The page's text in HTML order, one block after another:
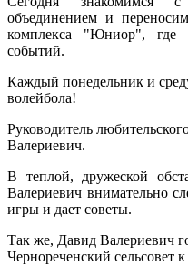
объединением и
комплекса "Юниор", где
событий.
Каждый понедельник и
волейбола!
Руководитель
Валериевич.
В теплой, дружеской
Валериевич внимательно
игры и дает советы.
Так же, Давид Валериевич
Чернореченский сельсовет